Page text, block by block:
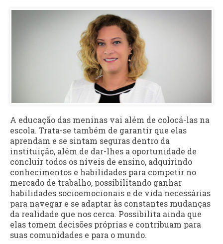
A educação das meninas vai além de colocá-las na
escola. Trata-se também de garantir que elas
aprendam e se sintam seguras dentro da
instituição, além de dar-lhes a oportunidade de
concluir todos os níveis de ensino, adquirindo
conhecimentos e habilidades para competir no
mercado de trabalho, possibilitando ganhar
habilidades socioemocionais e de vida necessárias
para navegar e se adaptar às constantes mudanças
da realidade que nos cerca. Possibilita ainda que
elas tomem decisões próprias e contribuam para
suas comunidades e para o mundo.